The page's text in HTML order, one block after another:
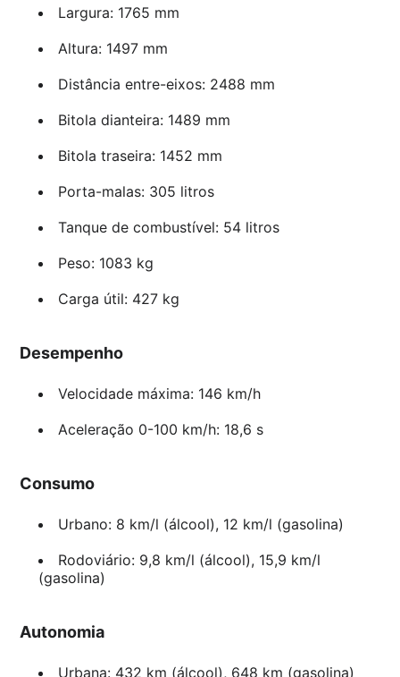
Largura: 1765 mm
Altura: 1497 mm
Distância entre-eixos: 2488 mm
Bitola dianteira: 1489 mm
Bitola traseira: 1452 mm
Porta-malas: 305 litros
Tanque de combustível: 54 litros
Peso: 1083 kg
Carga útil: 427 kg
Desempenho
Velocidade máxima: 146 km/h
Aceleração 0-100 km/h: 18,6 s
Consumo
Urbano: 8 km/l (álcool), 12 km/l (gasolina)
Rodoviário: 9,8 km/l (álcool), 15,9 km/l
(gasolina)
Autonomia
Urbana: 432 km (álcool), 648 km (gasolina)